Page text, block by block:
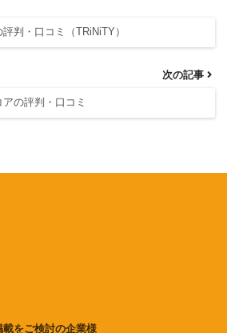
判・口コミ（TRiNiTY）
次の記事
の評判・口コミ
載をご検討の企業様